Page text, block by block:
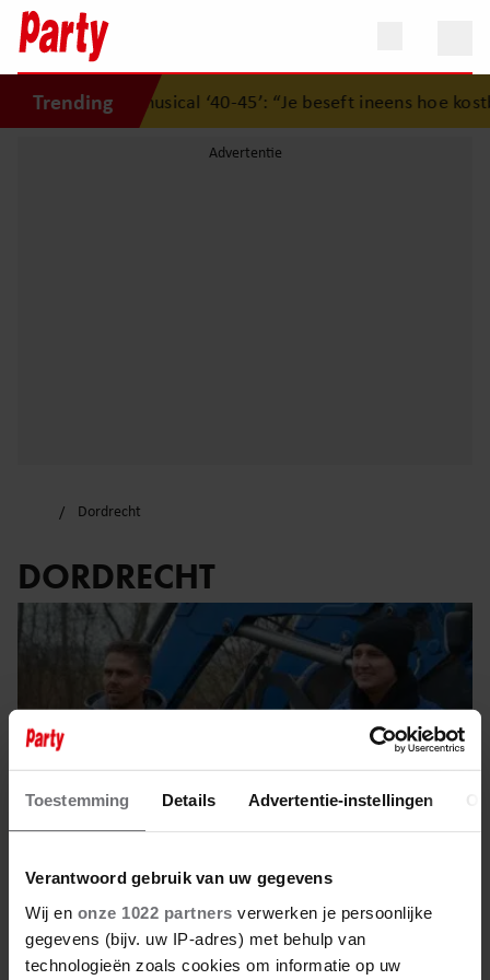
Toestemming Details Advertentie-instellingen
Verantwoord gebruik van uw gegevens
Wij en onze 1022 partners verwerken je persoonlijke
gegevens (bijv. uw IP-adres) met behulp van
technologieën zoals cookies om informatie op uw
Trending musical ‘40-45’: “Je beseft ineens hoe
Dordrecht
DORDRECHT
26 mei 2025